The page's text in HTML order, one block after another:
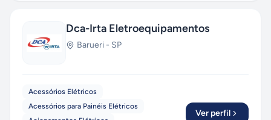
Dca-Irta Eletroequipamentos
Barueri - SP
Acessórios Elétricos
Acessórios para Painéis Elétricos
Ver perfil